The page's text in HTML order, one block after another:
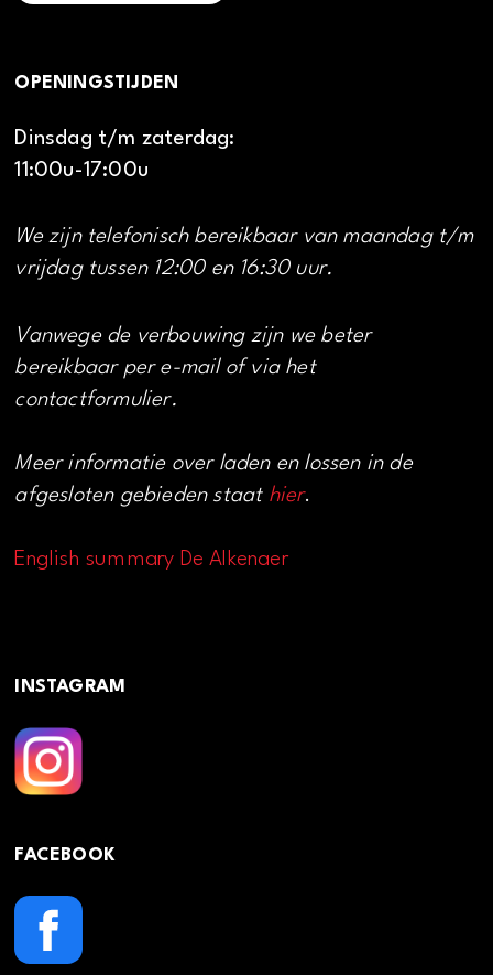
OPENINGSTIJDEN
Dinsdag t/m zaterdag:
11:00u-17:00u
We zijn telefonisch bereikbaar van maandag t/m
vrijdag tussen 12:00 en 16:30 uur.
Vanwege de verbouwing zijn we beter
bereikbaar per e-mail of via het
contactformulier.
Meer informatie over laden en lossen in de
afgesloten gebieden staat hier.
English summary De Alkenaer
INSTAGRAM
FACEBOOK